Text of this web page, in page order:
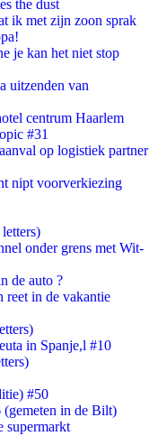
the dust
ik met zijn zoon sprak
je kan het niet stop
uitzenden van
centrum Haarlem
#31
op logistiek partner
nipt voorverkiezing
onder grens met Wit-
de auto ?
reet in de vakantie
in Spanje,l #10
#50
(gemeten in de Bilt)
supermarkt